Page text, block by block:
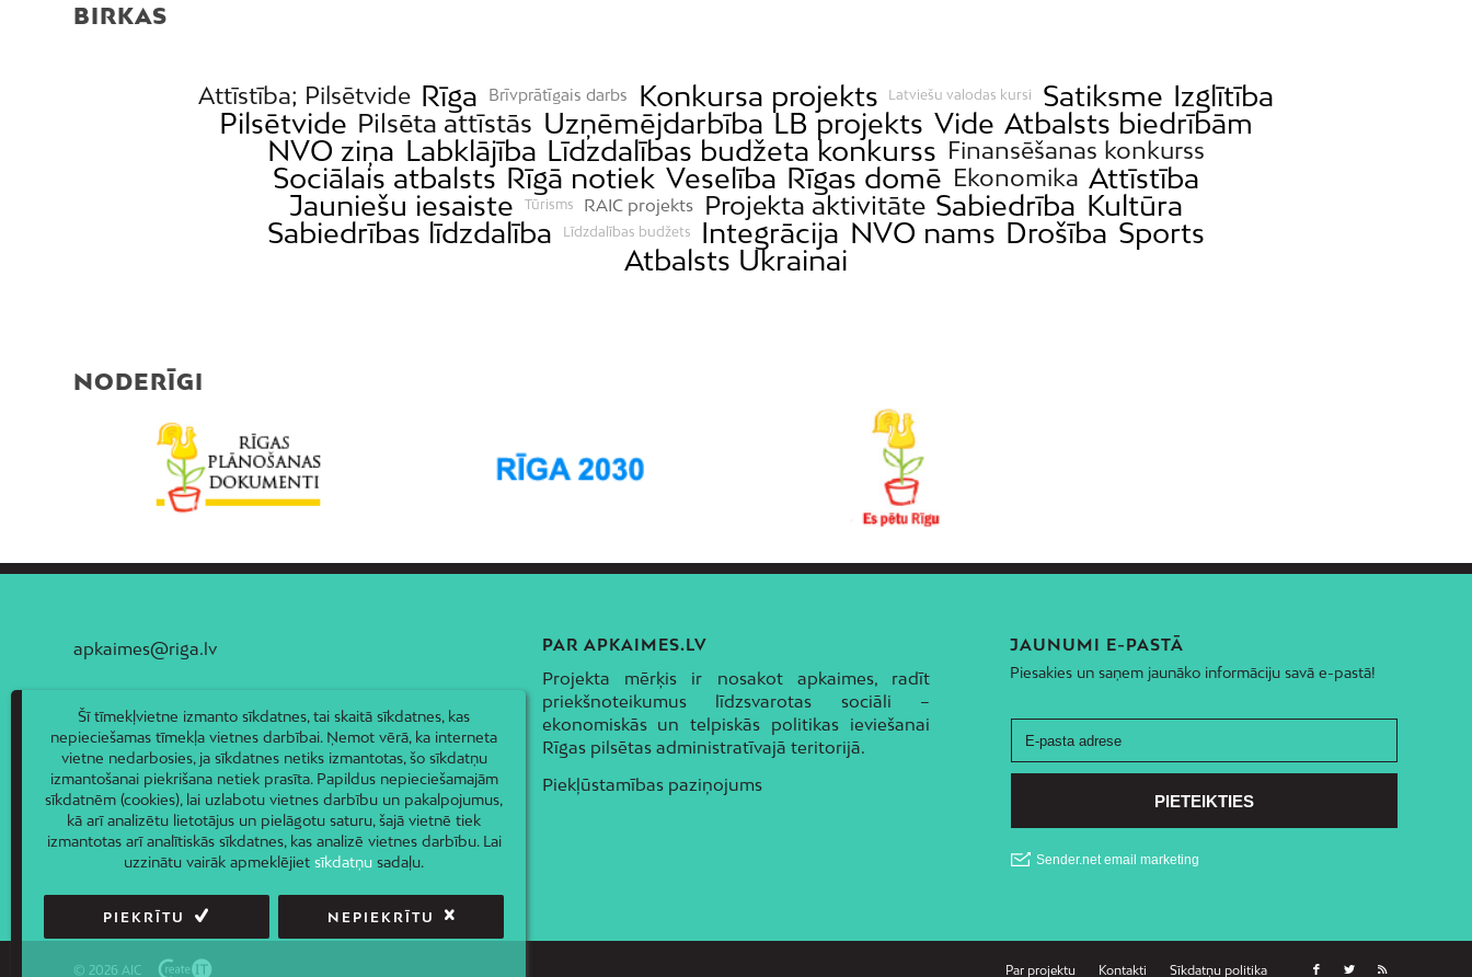
BIRKAS
Attīstība; Pilsētvide Rīga Brīvprātīgais darbs Konkursa projekts Latviešu valodas kursi Satiksme Izglītība
Pilsētvide Pilsēta attīstās Uzņēmējdarbība LB projekts Vide Atbalsts biedrībām
NVO ziņa Labklājība Līdzdalības budžeta konkurss Finansēšanas konkurss
Sociālais atbalsts Rīgā notiek Veselība Rīgas domē Ekonomika Attīstība
Jauniešu iesaiste
Tūrisms RAIC projekts Projekta aktivitāte Sabiedrība Kultūra
Sabiedrības līdzdalība
Līdzdalības budžets Integrācija NVO nams Drošība Sports
Atbalsts Ukrainai
NODERĪGI
apkaimes@riga.lv PAR APKAIMES.LV
Projekta mērķis ir nosakot apkaimes, radīt
priekšnoteikumus līdzsvarotas sociāli –
ekonomiskās un telpiskās politikas ieviešanai
Rīgas pilsētas administratīvajā teritorijā.
Piekļūstamības paziņojums
JAUNUMI E-PASTĀ
Piesakies un saņem jaunāko informāciju savā e-pastā!
© 2026 AIC Par projektu Kontakti Sīkdatņu politika
Šī tīmekļvietne izmanto sīkdatnes, tai skaitā sīkdatnes, kas
nepieciešamas tīmekļa vietnes darbībai. Ņemot vērā, ka interneta
vietne nedarbosies, ja sīkdatnes netiks izmantotas, šo sīkdatņu
izmantošanai piekrišana netiek prasīta. Papildus nepieciešamajām
sīkdatnēm (cookies), lai uzlabotu vietnes darbību un pakalpojumus,
kā arī analizētu lietotājus un pielāgotu saturu, šajā vietnē tiek
izmantotas arī analītiskās sīkdatnes, kas analizē vietnes darbību. Lai
uzzinātu vairāk apmeklējietsīkdatņu sadaļu.
PIEKRĪTU NEPIEKRĪTU